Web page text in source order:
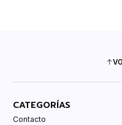
CATEGORÍAS
Contacto